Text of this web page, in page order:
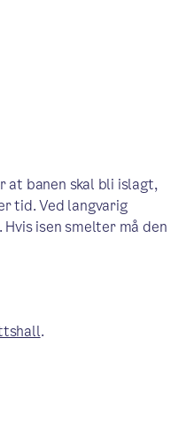
at banen skal bli islagt,
tid. Ved langvarig
isen smelter må den
.